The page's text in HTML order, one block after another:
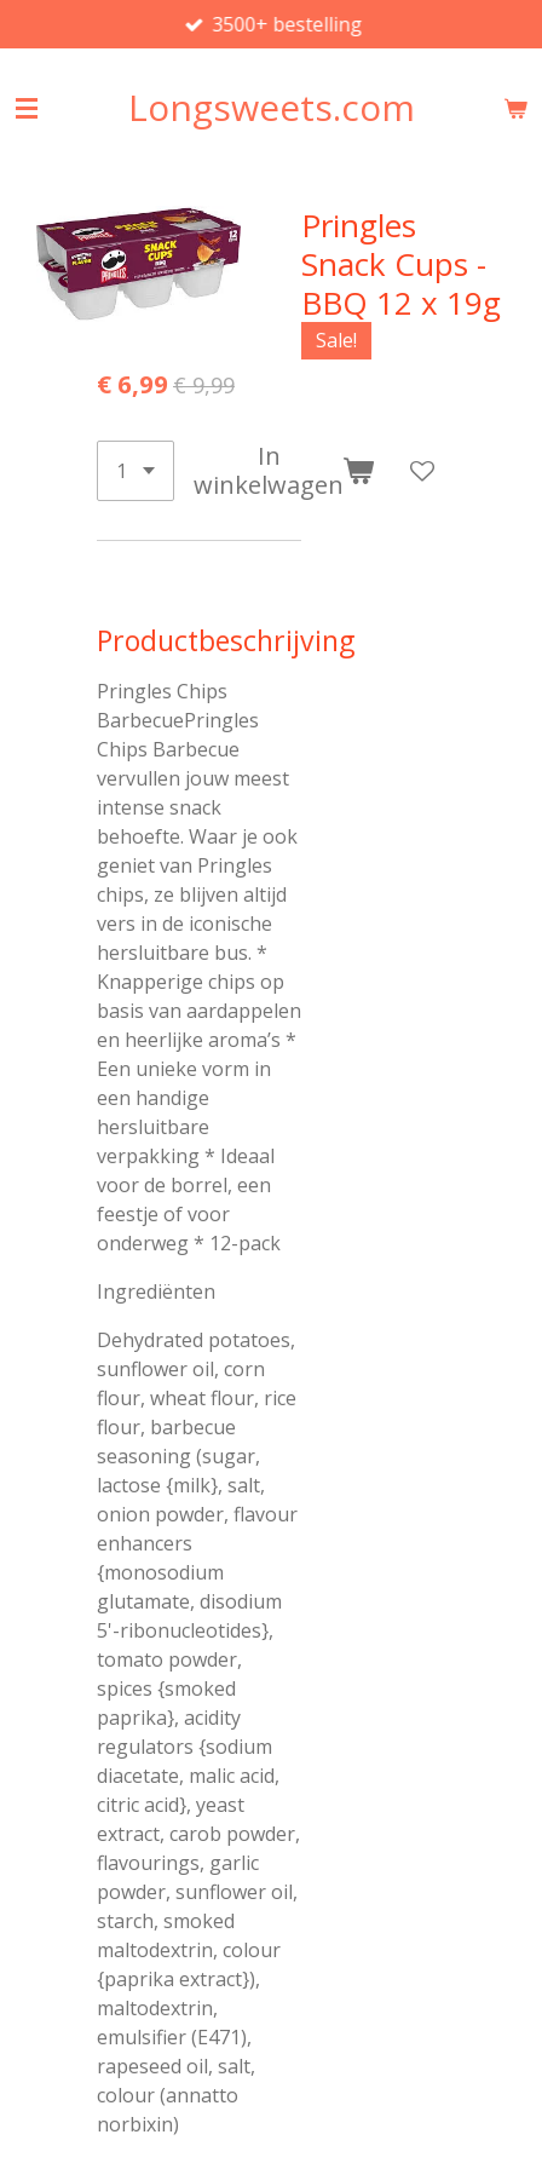
direct
de
3500+ bestelling
Longsweets.com
Pringles
Snack Cups -
BBQ 12 x 19g
Sale!
€ 6,99 € 9,99
In
winkelwagen
Productbeschrijving
Pringles Chips
BarbecuePringles
Chips Barbecue
vervullen jouw meest
intense snack
behoefte. Waar je ook
geniet van Pringles
chips, ze blijven altijd
vers in de iconische
hersluitbare bus. *
Knapperige chips op
basis van aardappelen
en heerlijke aroma’s *
Een unieke vorm in
een handige
hersluitbare
verpakking * Ideaal
voor de borrel, een
feestje of voor
onderweg * 12-pack
Ingrediënten
Dehydrated potatoes,
sunflower oil, corn
flour, wheat flour, rice
flour, barbecue
seasoning (sugar,
lactose {milk}, salt,
onion powder, flavour
enhancers
{monosodium
glutamate, disodium
5'-ribonucleotides},
tomato powder,
spices {smoked
paprika}, acidity
regulators {sodium
diacetate, malic acid,
citric acid}, yeast
extract, carob powder,
flavourings, garlic
powder, sunflower oil,
starch, smoked
maltodextrin, colour
{paprika extract}),
maltodextrin,
emulsifier (E471),
rapeseed oil, salt,
colour (annatto
norbixin)